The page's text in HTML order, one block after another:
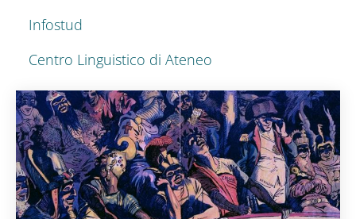
Infostud
Centro Linguistico di Ateneo